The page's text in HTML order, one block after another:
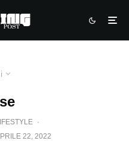
·
22, 2022